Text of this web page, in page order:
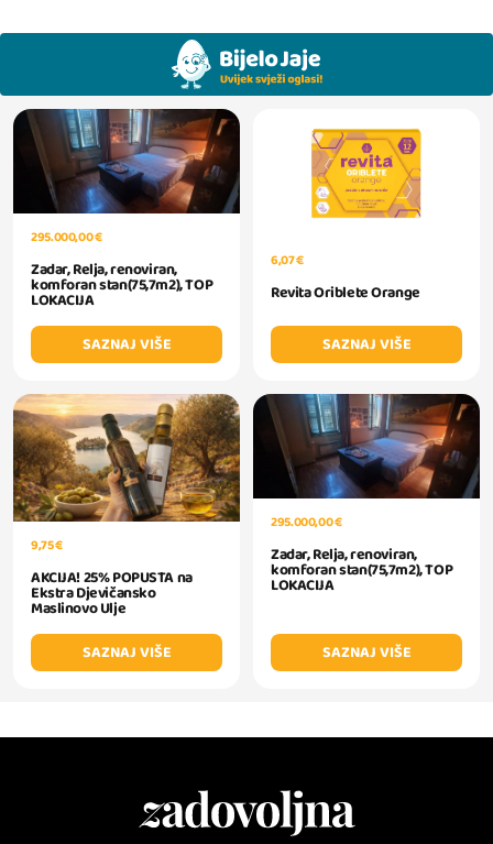
295.000,00 €
Zadar, Relja, renoviran,
komforan stan(75,7m2), TOP
LOKACIJA
SAZNAJ VIŠE
6,07 €
Revita Oriblete Orange
SAZNAJ VIŠE
9,75 €
AKCIJA! 25% POPUSTA na
Ekstra Djevičansko
Maslinovo Ulje
SAZNAJ VIŠE
295.000,00 €
Zadar, Relja, renoviran,
komforan stan(75,7m2), TOP
LOKACIJA
SAZNAJ VIŠE